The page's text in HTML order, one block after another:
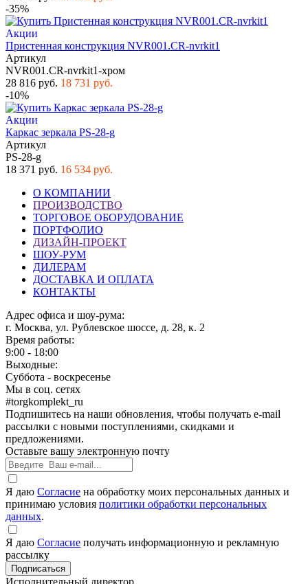
-35%
Акции
Пристенная конструкция NVR001.CR-nvrkit1
Артикул
NVR001.CR-nvrkit1-хром
28 816 руб. 18 731 руб.
-10%
Акции
Каркас зеркала PS-28-g
Артикул
PS-28-g
18 371 руб. 16 534 руб.
О КОМПАНИИ
ПРОИЗВОДСТВО
ТОРГОВОЕ ОБОРУДОВАНИЕ
ПОРТФОЛИО
ДИЗАЙН-ПРОЕКТ
ШОУ-РУМ
ДИЛЕРАМ
ДОСТАВКА И ОПЛАТА
КОНТАКТЫ
Адрес офиса и шоу-рума:
г. Москва, ул. Рублевское шоссе, д. 28, к. 2
Время работы:
9:00 - 18:00
Выходные:
Суббота - воскресенье
Мы в соц. сетях
#torgkomplekt_ru
Подпишитесь на наши обновления, чтобы получать e-mail
рассылки с новыми поступлениями, скидками и
предложениями.
Оставьте вашу электронную почту
Я даю Согласие на обработку моих персональных данных и
принимаю условия политики обработки персональных
данных.
Я даю Согласие получать информационную и рекламную
рассылку